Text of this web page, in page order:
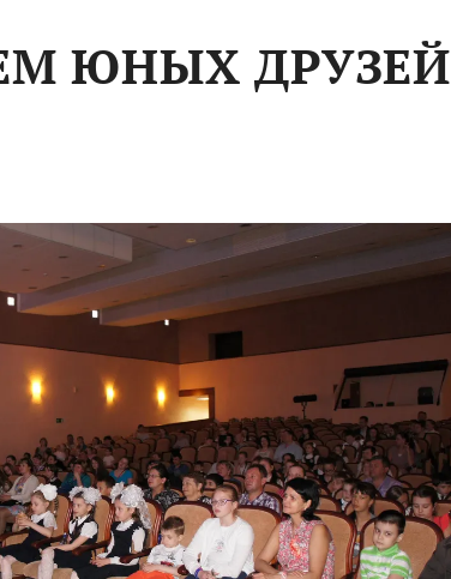
ЮНЫХ ДРУЗЕЙ